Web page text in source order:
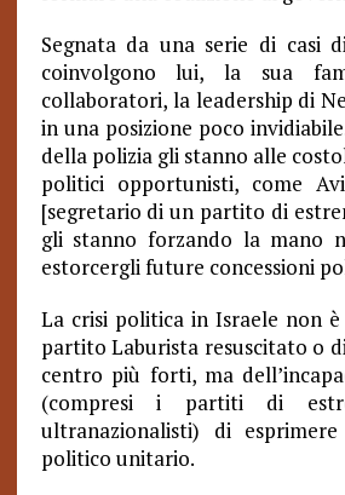
Segnata da una serie di casi
coinvolgono lui, la sua
collaboratori, la leadership di
in una posizione poco
della polizia gli stanno alle
politici opportunisti, come
[segretario di un partito di
gli stanno forzando la mano
estorcergli future concessioni
La crisi politica in Israele non
partito Laburista resuscitato o
centro più forti, ma
(compresi i partiti di
ultranazionalisti) di
politico unitario.